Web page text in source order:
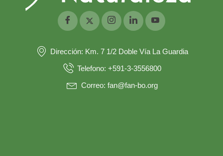
Dirección: Km. 7 1/2 Doble Vía La Guardia
Telefono: +591-3-3556800
Correo: fan@fan-bo.org